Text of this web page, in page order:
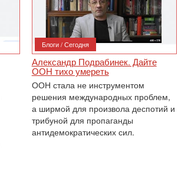
Блоги / Сегодня
Александр Подрабинек. Дайте
ООН тихо умереть
ООН стала не инструментом
решения международных проблем,
а ширмой для произвола деспотий и
трибуной для пропаганды
антидемократических сил.